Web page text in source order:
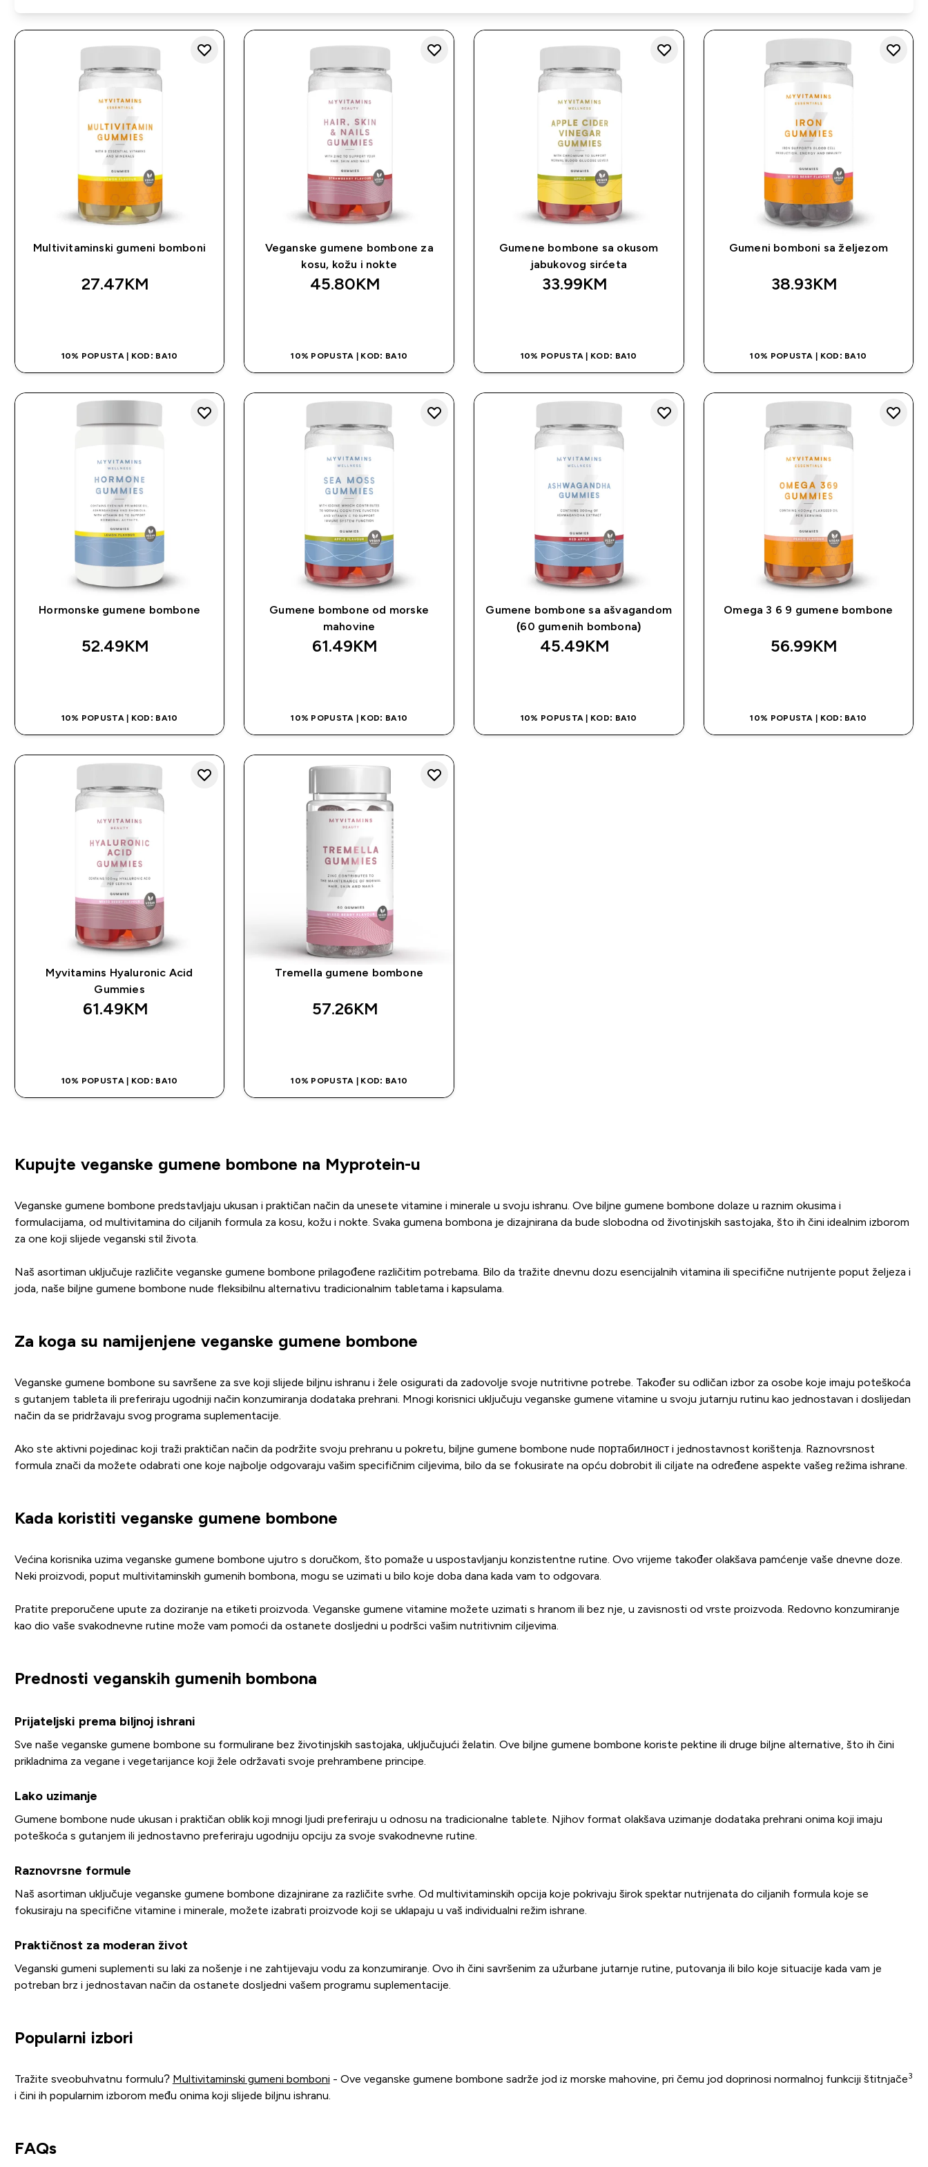
Multivitaminski gumeni bomboni
27.47KM‎
10% POPUSTA | KOD: BA10
Veganske gumene bombone za
kosu, kožu i nokte
45.80KM‎
10% POPUSTA | KOD: BA10
Gumene bombone sa okusom
jabukovog sirćeta
33.99KM‎
10% POPUSTA | KOD: BA10
Gumeni bomboni sa željezom
38.93KM‎
10% POPUSTA | KOD: BA10
Hormonske gumene bombone
52.49KM‎
10% POPUSTA | KOD: BA10
Gumene bombone od morske
mahovine
61.49KM‎
10% POPUSTA | KOD: BA10
Gumene bombone sa ašvagandom
(60 gumenih bombona)
45.49KM‎
10% POPUSTA | KOD: BA10
Omega 3 6 9 gumene bombone
56.99KM‎
10% POPUSTA | KOD: BA10
Myvitamins Hyaluronic Acid
Gummies
61.49KM‎
10% POPUSTA | KOD: BA10
Tremella gumene bombone
57.26KM‎
10% POPUSTA | KOD: BA10
Kupujte veganske gumene bombone na Myprotein-u
Veganske gumene bombone predstavljaju ukusan i praktičan način da unesete vitamine i minerale u svoju ishranu. Ove biljne gumene bombone dolaze u raznim okusima i
formulacijama, od multivitamina do ciljanih formula za kosu, kožu i nokte. Svaka gumena bombona je dizajnirana da bude slobodna od životinjskih sastojaka, što ih čini idealnim izborom
za one koji slijede veganski stil života.
Naš asortiman uključuje različite veganske gumene bombone prilagođene različitim potrebama. Bilo da tražite dnevnu dozu esencijalnih vitamina ili specifične nutrijente poput željeza i
joda, naše biljne gumene bombone nude fleksibilnu alternativu tradicionalnim tabletama i kapsulama.
Za koga su namijenjene veganske gumene bombone
Veganske gumene bombone su savršene za sve koji slijede biljnu ishranu i žele osigurati da zadovolje svoje nutritivne potrebe. Također su odličan izbor za osobe koje imaju poteškoća
s gutanjem tableta ili preferiraju ugodniji način konzumiranja dodataka prehrani. Mnogi korisnici uključuju veganske gumene vitamine u svoju jutarnju rutinu kao jednostavan i doslijedan
način da se pridržavaju svog programa suplementacije.
Ako ste aktivni pojedinac koji traži praktičan način da podržite svoju prehranu u pokretu, biljne gumene bombone nude портабилност i jednostavnost korištenja. Raznovrsnost
formula znači da možete odabrati one koje najbolje odgovaraju vašim specifičnim ciljevima, bilo da se fokusirate na opću dobrobit ili ciljate na određene aspekte vašeg režima ishrane.
Kada koristiti veganske gumene bombone
Većina korisnika uzima veganske gumene bombone ujutro s doručkom, što pomaže u uspostavljanju konzistentne rutine. Ovo vrijeme također olakšava pamćenje vaše dnevne doze.
Neki proizvodi, poput multivitaminskih gumenih bombona, mogu se uzimati u bilo koje doba dana kada vam to odgovara.
Pratite preporučene upute za doziranje na etiketi proizvoda. Veganske gumene vitamine možete uzimati s hranom ili bez nje, u zavisnosti od vrste proizvoda. Redovno konzumiranje
kao dio vaše svakodnevne rutine može vam pomoći da ostanete dosljedni u podršci vašim nutritivnim ciljevima.
Prednosti veganskih gumenih bombona
Prijateljski prema biljnoj ishrani
Sve naše veganske gumene bombone su formulirane bez životinjskih sastojaka, uključujući želatin. Ove biljne gumene bombone koriste pektine ili druge biljne alternative, što ih čini
prikladnima za vegane i vegetarijance koji žele održavati svoje prehrambene principe.
Lako uzimanje
Gumene bombone nude ukusan i praktičan oblik koji mnogi ljudi preferiraju u odnosu na tradicionalne tablete. Njihov format olakšava uzimanje dodataka prehrani onima koji imaju
poteškoća s gutanjem ili jednostavno preferiraju ugodniju opciju za svoje svakodnevne rutine.
Raznovrsne formule
Naš asortiman uključuje veganske gumene bombone dizajnirane za različite svrhe. Od multivitaminskih opcija koje pokrivaju širok spektar nutrijenata do ciljanih formula koje se
fokusiraju na specifične vitamine i minerale, možete izabrati proizvode koji se uklapaju u vaš individualni režim ishrane.
Praktičnost za moderan život
Veganski gumeni suplementi su laki za nošenje i ne zahtijevaju vodu za konzumiranje. Ovo ih čini savršenim za užurbane jutarnje rutine, putovanja ili bilo koje situacije kada vam je
potreban brz i jednostavan način da ostanete dosljedni vašem programu suplementacije.
Popularni izbori
Tražite sveobuhvatnu formulu? Multivitaminski gumeni bomboni - Ove veganske gumene bombone sadrže jod iz morske mahovine, pri čemu jod doprinosi normalnoj funkciji štitnjače3
i čini ih popularnim izborom među onima koji slijede biljnu ishranu.
FAQs